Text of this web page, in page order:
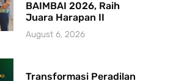
BAIMBAI 2026, Raih
Juara Harapan II
August 6, 2026
Transformasi Peradilan